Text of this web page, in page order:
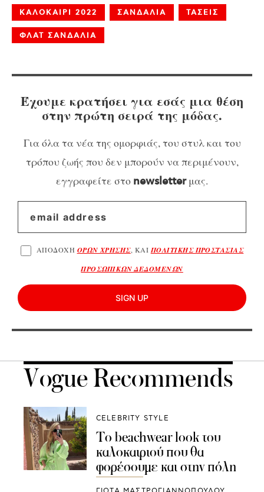
ΚΑΛΟΚΑΙΡΙ 2022 ΣΑΝΔΑΛΙΑ ΤΑΣΕΙΣ
ΦΛΑΤ ΣΑΝΔΑΛΙΑ
Έχουμε κρατήσει για εσάς μια θέση
στην πρώτη σειρά της μόδας.
Για όλα τα νέα της ομορφιάς, του στυλ και του
τρόπου ζωής που δεν μπορούν να περιμένουν,
εγγραφείτε στο newsletterμας.
ΑΠΟΔΟΧΗ ΟΡΩΝ ΧΡΗΣΗΣ, ΚΑΙ ΠΟΛΙΤΙΚΗΣ ΠΡΟΣΤΑΣΙΑΣ
ΠΡΟΣΩΠΙΚΩΝ ΔΕΔΟΜΕΝΩΝ
SIGN UP
Vogue Recommends
CELEBRITY STYLE
To beachwear look του
καλοκαιριού που θα
φορέσουμε και στην πόλη